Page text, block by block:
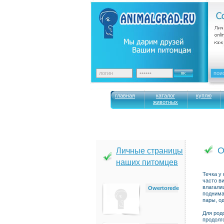
главная
каталог
животных
куплю
Личные страницы
наших питомцев
Owertorede
Течка у
часто
пары,
Для